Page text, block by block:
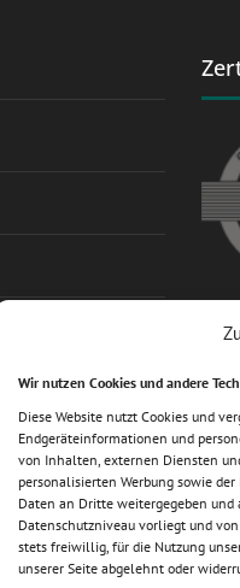
Wir nutzen Cookies und andere
Diese Website nutzt Cookies und
Endgeräteinformationen und
von Inhalten, externen Diensten
personalisierten Werbung sowie
Daten an Dritte weitergegeben
Datenschutzniveau vorliegt und
stets freiwillig, für die Nutzung
unserer Seite abgelehnt oder